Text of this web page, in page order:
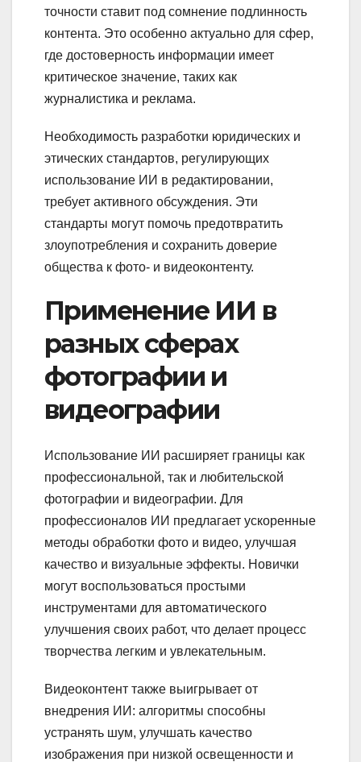
точности ставит под сомнение подлинность
контента. Это особенно актуально для сфер,
где достоверность информации имеет
критическое значение, таких как
журналистика и реклама.
Необходимость разработки юридических и
этических стандартов, регулирующих
использование ИИ в редактировании,
требует активного обсуждения. Эти
стандарты могут помочь предотвратить
злоупотребления и сохранить доверие
общества к фото- и видеоконтенту.
Применение ИИ в
разных сферах
фотографии и
видеографии
Использование ИИ расширяет границы как
профессиональной, так и любительской
фотографии и видеографии. Для
профессионалов ИИ предлагает ускоренные
методы обработки фото и видео, улучшая
качество и визуальные эффекты. Новички
могут воспользоваться простыми
инструментами для автоматического
улучшения своих работ, что делает процесс
творчества легким и увлекательным.
Видеоконтент также выигрывает от
внедрения ИИ: алгоритмы способны
устранять шум, улучшать качество
изображения при низкой освещенности и